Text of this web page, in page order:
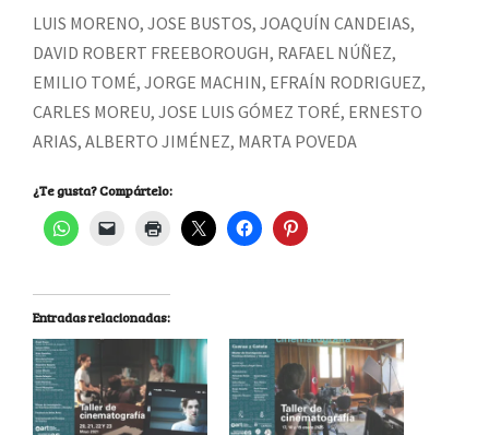
LUIS MORENO, JOSE BUSTOS, JOAQUÍN CANDEIAS,
DAVID ROBERT FREEBOROUGH, RAFAEL NÚÑEZ,
EMILIO TOMÉ, JORGE MACHIN, EFRAÍN RODRIGUEZ,
CARLES MOREU, JOSE LUIS GÓMEZ TORÉ, ERNESTO
ARIAS, ALBERTO JIMÉNEZ, MARTA POVEDA
¿Te gusta? Compártelo:
Entradas relacionadas: